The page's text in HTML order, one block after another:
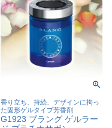
香り立ち、持続、デザインに拘っ
た固形ゲルタイプ芳香剤
G1923 ブラング ゲルラー